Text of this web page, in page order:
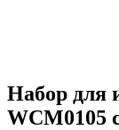
Набор для
WCM0105